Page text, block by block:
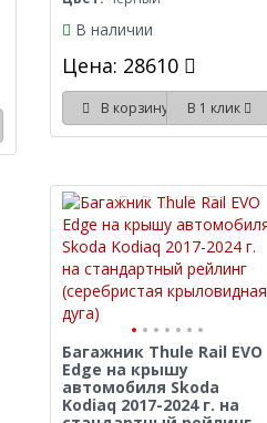
В наличии
Цена: 28610
В корзину В 1 клик
Багажник Thule Rail EVO
Edge на крышу
автомобиля Skoda
Kodiaq 2017-2024 г. на